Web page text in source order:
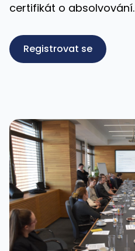
certifikát o absolvování.
Registrovat se